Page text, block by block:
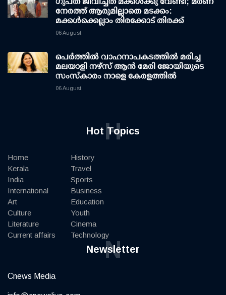
നേരത്ത് ആരുമില്ലാതെ മടക്കം:
മക്കള്‍ക്കെല്ലാം തിരക്കോട് തിരക്ക്
06 August
പെർത്തിൽ വാഹനാപകടത്തിൽ മരിച്ച
മലയാളി നഴ്സ് ആൻ മേരി ജോയിയുടെ
സംസ്കാരം നാളെ കേരളത്തിൽ
06 August
Hot Topics
H
Home
Kerala
India
International
Art
Culture
Literature
Current affairs
History
Travel
Sports
Business
Education
Youth
Cinema
Technology
Newsletter
N
Cnews Media